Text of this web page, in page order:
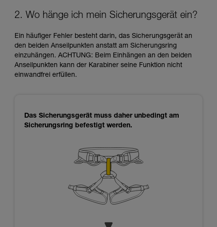
2. Wo hänge ich mein Sicherungsgerät ein?
Ein häufiger Fehler besteht darin, das Sicherungsgerät an
den beiden Anseilpunkten anstatt am Sicherungsring
einzuhängen. ACHTUNG: Beim Einhängen an den beiden
Anseilpunkten kann der Karabiner seine Funktion nicht
einwandfrei erfüllen.
Das Sicherungsgerät muss daher unbedingt am
Sicherungsring befestigt werden.